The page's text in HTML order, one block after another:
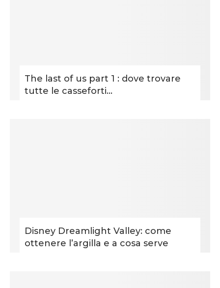
The last of us part 1 : dove trovare
tutte le casseforti...
Disney Dreamlight Valley: come
ottenere l’argilla e a cosa serve